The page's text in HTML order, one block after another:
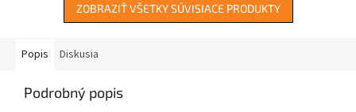
ZOBRAZIŤ VŠETKY SÚVISIACE PRODUKTY
Popis Diskusia
Podrobný popis